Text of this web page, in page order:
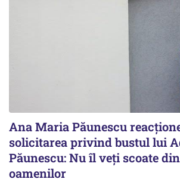
Ana Maria Păunescu
solicitarea privind bustul lui
Păunescu: Nu îl veți scoate
oamenilor